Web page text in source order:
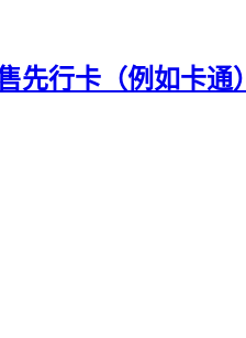
先行卡（例如卡通）